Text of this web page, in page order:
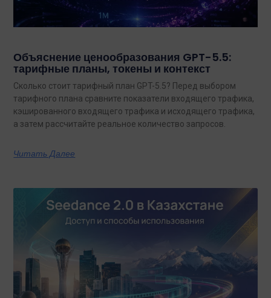
Объяснение ценообразования GPT-5.5:
тарифные планы, токены и контекст
Сколько стоит тарифный план GPT-5.5? Перед выбором
тарифного плана сравните показатели входящего трафика,
кэшированного входящего трафика и исходящего трафика,
а затем рассчитайте реальное количество запросов.
Читать Далее